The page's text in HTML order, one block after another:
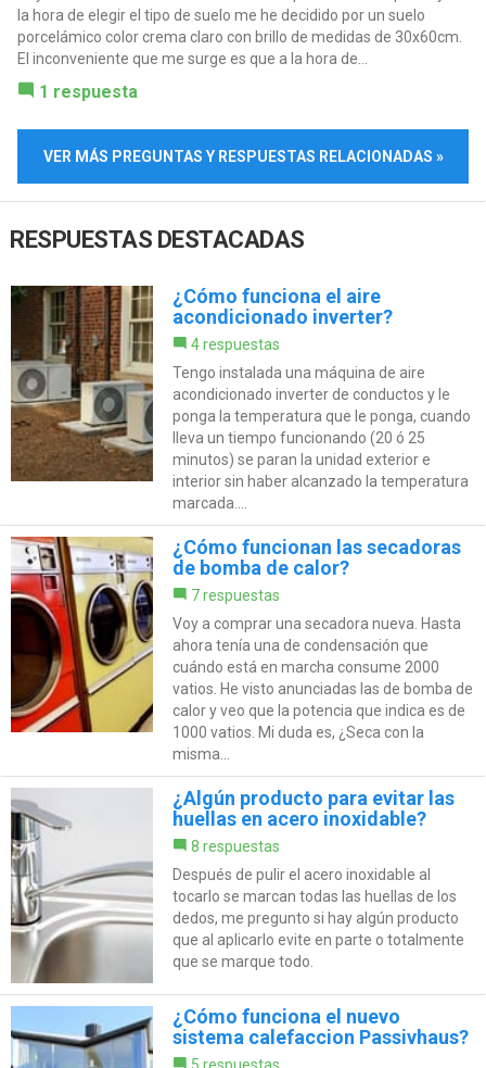
la hora de elegir el tipo de suelo me he decidido por un suelo
porcelámico color crema claro con brillo de medidas de 30x60cm.
El inconveniente que me surge es que a la hora de...
1 respuesta
VER MÁS PREGUNTAS Y RESPUESTAS RELACIONADAS »
RESPUESTAS DESTACADAS
¿Cómo funciona el aire
acondicionado inverter?
4 respuestas
Tengo instalada una máquina de aire
acondicionado inverter de conductos y le
ponga la temperatura que le ponga, cuando
lleva un tiempo funcionando (20 ó 25
minutos) se paran la unidad exterior e
interior sin haber alcanzado la temperatura
marcada....
¿Cómo funcionan las secadoras
de bomba de calor?
7 respuestas
Voy a comprar una secadora nueva. Hasta
ahora tenía una de condensación que
cuándo está en marcha consume 2000
vatios. He visto anunciadas las de bomba de
calor y veo que la potencia que indica es de
1000 vatios. Mi duda es, ¿Seca con la
misma...
¿Algún producto para evitar las
huellas en acero inoxidable?
8 respuestas
Después de pulir el acero inoxidable al
tocarlo se marcan todas las huellas de los
dedos, me pregunto si hay algún producto
que al aplicarlo evite en parte o totalmente
que se marque todo.
¿Cómo funciona el nuevo
sistema calefaccion Passivhaus?
5 respuestas